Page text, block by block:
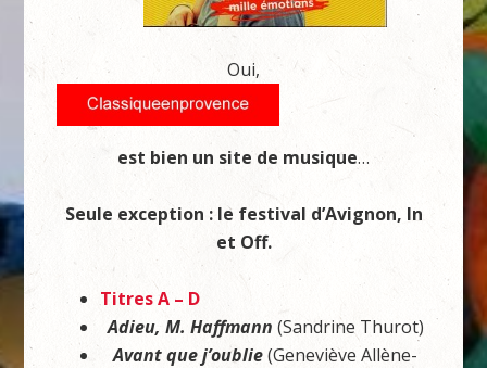
Oui,
est bien un site de musique…
Seule exception : le festival d’Avignon, In
et Off.
Titres A – D
Adieu, M. Haffmann (Sandrine Thurot)
Avant que j’oublie(Geneviève Allène-